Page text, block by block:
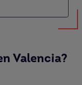
Valencia?